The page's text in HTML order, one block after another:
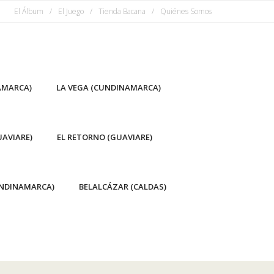
El Álbum El Juego Tienda Bacana Quiénes Somos
LA VEGA (CUNDINAMARCA)
EL RETORNO (GUAVIARE)
BELALCÁZAR (CALDAS)